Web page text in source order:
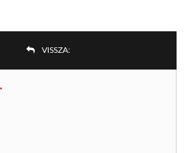
VISSZA: